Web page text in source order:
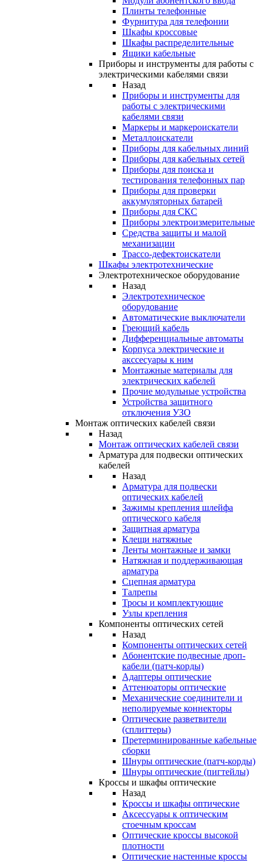
Плинты телефонные
Фурнитура для телефонии
Шкафы кроссовые
Шкафы распределительные
Ящики кабельные
Приборы и инструменты для работы с
электрическими кабелями связи
Назад
Приборы и инструменты для
работы с электрическими
кабелями связи
Маркеры и маркероискатели
Металлоискатели
Приборы для кабельных линий
Приборы для кабельных сетей
Приборы для поиска и
тестирования телефонных пар
Приборы для проверки
аккумуляторных батарей
Приборы для СКС
Приборы электроизмерительные
Средства защиты и малой
механизации
Трассо-дефектоискатели
Шкафы электротехнические
Электротехническое оборудование
Назад
Электротехническое
оборудование
Автоматические выключатели
Греющий кабель
Дифференциальные автоматы
Корпуса электрические и
акссесуары к ним
Монтажные материалы для
электрических кабелей
Прочие модульные устройства
Устройства защитного
отключения УЗО
Монтаж оптических кабелей связи
Назад
Монтаж оптических кабелей связи
Арматура для подвески оптических
кабелей
Назад
Арматура для подвески
оптических кабелей
Зажимы крепления шлейфа
оптического кабеля
Защитная арматура
Клещи натяжные
Ленты монтажные и замки
Натяжная и поддерживающая
арматура
Сцепная арматура
Талрепы
Тросы и комплектующие
Узлы крепления
Компоненты оптических сетей
Назад
Компоненты оптических сетей
Абонентские подвесные дроп-
кабели (патч-корды)
Адаптеры оптические
Аттенюаторы оптические
Механические соединители и
неполируемые коннекторы
Оптические разветвители
(сплиттеры)
Претерминированные кабельные
сборки
Шнуры оптические (патч-корды)
Шнуры оптические (пигтейлы)
Кроссы и шкафы оптические
Назад
Кроссы и шкафы оптические
Аксессуары к оптическим
стоечным кроссам
Оптические кроссы высокой
плотности
Оптические настенные кроссы